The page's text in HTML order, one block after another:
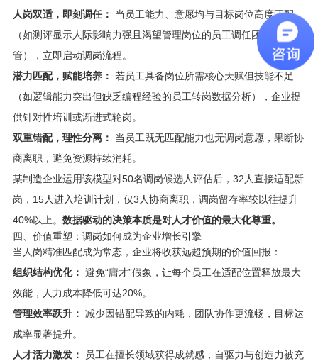
人岗双适，即刻调任：
当员工能力、意愿均与目标岗位高度匹配
（如测评显示人际影响力强且渴望管理岗位的员工调任团队主
管），立即启动调岗流程。
潜力匹配，赋能培养： 若员工具备岗位所需核心天赋但技能不足
（如逻辑能力突出但缺乏编程经验的员工转岗数据分析），企业提
供针对性培训或渐进式轮岗。
双重错配，理性分离：
当员工既无匹配能力也无调岗意愿，果断协
商离职，避免资源持续消耗。
某制造企业运用该模型对50名调岗候选人评估后，32人直接适配新
岗，15人进入培训计划，仅3人协商离职，调岗留存率较以往提升
40%以上。 数据驱动的决策本质是对人才价值的最大化尊重。
四、价值重塑：调岗如何成为企业增长引擎
当人岗精准匹配成为常态，企业将收获远超预期的价值回报：
组织结构优化： 避免“庸才”假象，让每个员工在适配位置释放最大
效能，人力成本降低可达20%。
管理效率跃升： 减少因错配导致的内耗，团队协作更流畅，目标达
成率显著提升。
人才活力激发：
员工在擅长领域获得成就感，自驱力与创造力被充